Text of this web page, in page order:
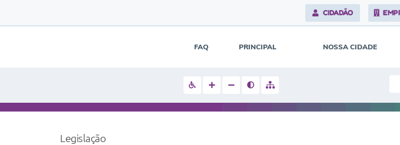
CIDADÃO
FAQ PRINCIPAL NOSSA CIDADE
Legislação